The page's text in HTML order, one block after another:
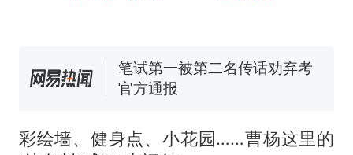
热 那个在床头放菜刀的女孩，
因老师一句“跟我回家”改写了
彩绘墙、健身点、小花园……曹杨这里的